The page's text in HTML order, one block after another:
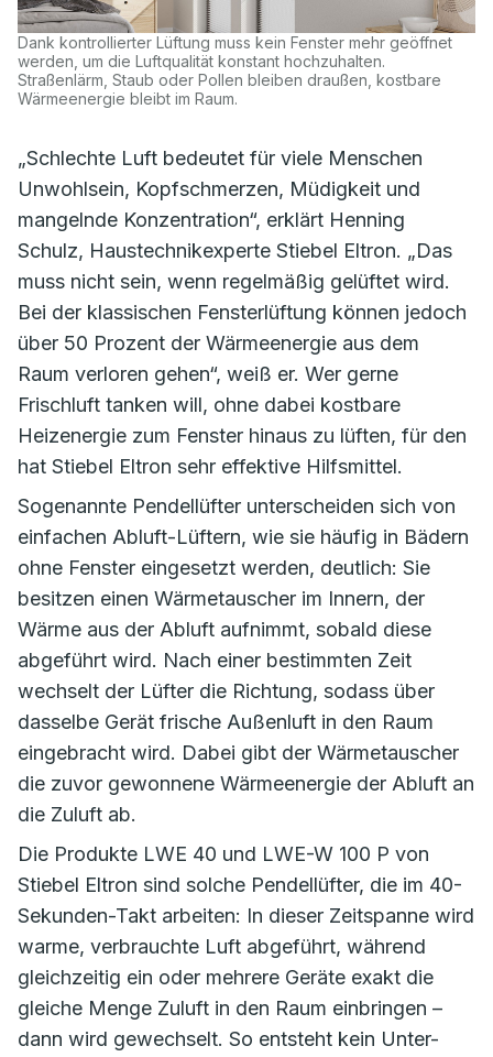
Dank kontrollierter Lüftung muss kein Fenster mehr geöffnet
werden, um die Luftqualität konstant hochzuhalten.
Straßenlärm, Staub oder Pollen bleiben draußen, kostbare
Wärmeenergie bleibt im Raum.
„Schlechte Luft bedeutet für viele Menschen
Unwohlsein, Kopfschmerzen, Müdigkeit und
mangelnde Konzentration“, erklärt Henning
Schulz, Haustechnikexperte Stiebel Eltron. „Das
muss nicht sein, wenn regelmäßig gelüftet wird.
Bei der klassischen Fensterlüftung können jedoch
über 50 Prozent der Wärmeenergie aus dem
Raum verloren gehen“, weiß er. Wer gerne
Frischluft tanken will, ohne dabei kostbare
Heizenergie zum Fenster hinaus zu lüften, für den
hat Stiebel Eltron sehr effektive Hilfsmittel.
Sogenannte Pendellüfter unterscheiden sich von
einfachen Abluft-Lüftern, wie sie häufig in Bädern
ohne Fenster eingesetzt werden, deutlich: Sie
besitzen einen Wärmetauscher im Innern, der
Wärme aus der Abluft aufnimmt, sobald diese
abgeführt wird. Nach einer bestimmten Zeit
wechselt der Lüfter die Richtung, sodass über
dasselbe Gerät frische Außenluft in den Raum
eingebracht wird. Dabei gibt der Wärmetauscher
die zuvor gewonnene Wärmeenergie der Abluft an
die Zuluft ab.
Die Produkte LWE 40 und LWE-W 100 P von
Stiebel Eltron sind solche Pendellüfter, die im 40-
Sekunden-Takt arbeiten: In dieser Zeitspanne wird
warme, verbrauchte Luft abgeführt, während
gleichzeitig ein oder mehrere Geräte exakt die
gleiche Menge Zuluft in den Raum einbringen –
dann wird gewechselt. So entsteht kein Unter-